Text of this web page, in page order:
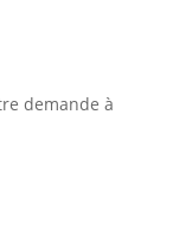
demande à